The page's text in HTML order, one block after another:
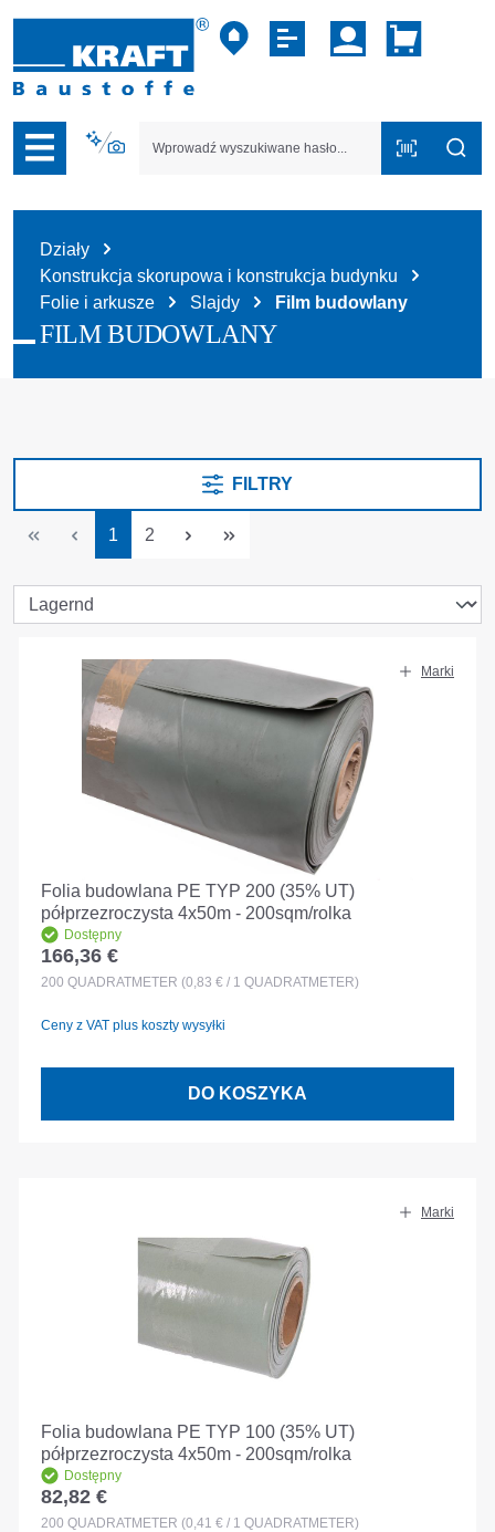
do nawigacji na platformie B2B
Działy
Konstrukcja skorupowa i konstrukcja budynku
Folie i arkusze
Slajdy Film budowlany
FILM BUDOWLANY
FILTRY
Strona
1 Strona
2
Marki
Folia budowlana PE TYP 200 (35% UT)
półprzezroczysta 4x50m - 200sqm/rolka
Dostępny
Cena regularna:
166,36 €
200 QUADRATMETER (0,83 € / 1 QUADRATMETER)
Ceny z VAT plus koszty wysyłki
DO KOSZYKA
Marki
Folia budowlana PE TYP 100 (35% UT)
półprzezroczysta 4x50m - 200sqm/rolka
Dostępny
Cena regularna:
82,82 €
200 QUADRATMETER (0,41 € / 1 QUADRATMETER)